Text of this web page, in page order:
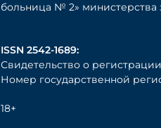
больница № 2» министерства
ISSN 2542-1689:
Свидетельство о
Номер государственной
18+